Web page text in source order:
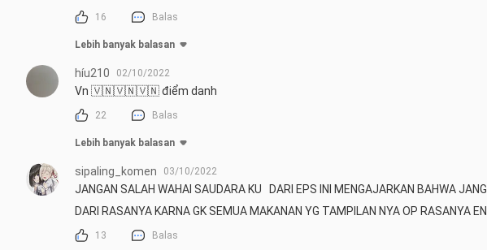
16 Balas
Lebih banyak balasan
híu210 02/10/2022
Vn 🇻🇳🇻🇳🇻🇳 điểm danh
22 Balas
Lebih banyak balasan
sipaling_komen 03/10/2022
JANGAN SALAH WAHAI SAUDARA KU   DARI EPS INI MENGAJARKAN BAHWA
DARI RASANYA KARNA GK SEMUA MAKANAN YG TAMPILAN NYA OP RASANYA
13 Balas